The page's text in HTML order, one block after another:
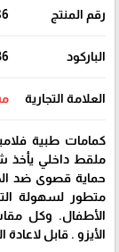
رقم المنتج
الباركود
العلامة التجارية
كمامات طبية
ملقط داخلي يأخذ
حماية قصوى ضد
متطور لسهولة
الأطفال. وكل
الأيزو . قابل لاعادة